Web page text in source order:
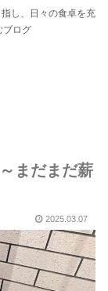
し、日々の食卓を充
ブログ
まだまだ薪
2025.03.07